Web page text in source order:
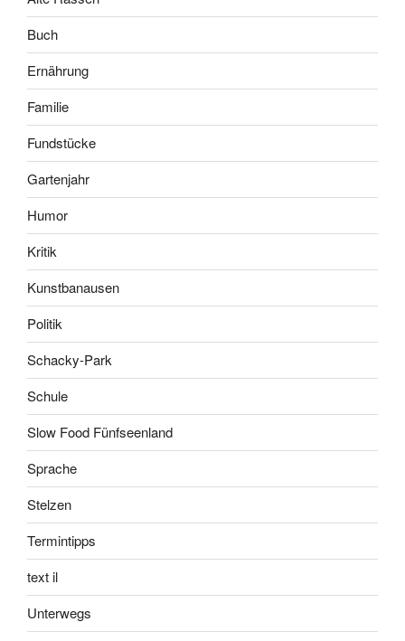
Buch
Ernährung
Familie
Fundstücke
Gartenjahr
Humor
Kritik
Kunstbanausen
Politik
Schacky-Park
Schule
Slow Food Fünfseenland
Sprache
Stelzen
Termintipps
text il
Unterwegs